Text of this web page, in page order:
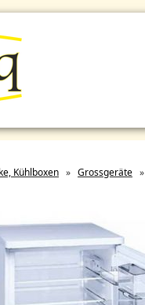
Kühlboxen » Grossgeräte »